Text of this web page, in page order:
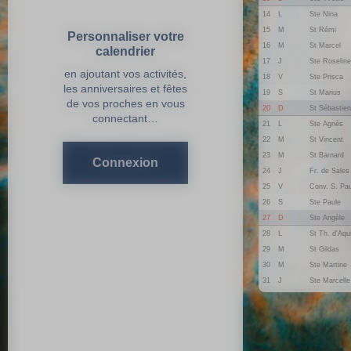
Personnaliser votre
calendrier
en ajoutant vos activités,
les anniversaires et fêtes
de vos proches en vous
connectant…
Connexion
14 L Ste Nina
15 M
St Rémi
16
M
St Marcel
17
J
Ste Roseline
18
V
Ste Prisca
19
S
St Marius
20
D St Sébastien
21 L Ste Agnès
22 M
St Vincent
23
M
St Barnard
24
J
Fr. de Sales
25
V
Conv. S.
26
S
Ste Paule
27
D Ste Angèle
28 L St Th.
29 M
St Gildas
30
M
Ste Martine
31
J Ste Marcelle